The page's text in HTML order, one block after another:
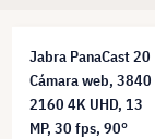
Jabra PanaCast 20
Cámara web, 3840
2160 4K UHD, 13
MP, 30 fps, 90°